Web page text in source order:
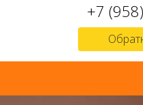
+7